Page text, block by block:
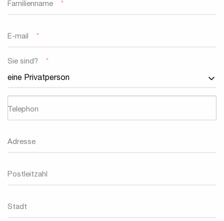
Familienname *
E-mail *
Sie sind? *
Telephon
Adresse
Postleitzahl
Stadt